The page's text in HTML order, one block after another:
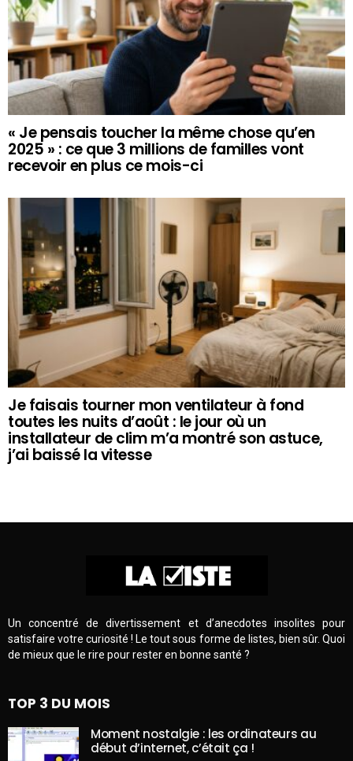
« Je pensais toucher la même chose qu’en
2025 » : ce que 3 millions de familles vont
recevoir en plus ce mois-ci
Je faisais tourner mon ventilateur à fond
toutes les nuits d’août : le jour où un
installateur de clim m’a montré son astuce,
j’ai baissé la vitesse
Un concentré de divertissement et d’anecdotes insolites pour
satisfaire votre curiosité ! Le tout sous forme de listes, bien sûr. Quoi
de mieux que le rire pour rester en bonne santé ?
TOP 3 DU MOIS
Moment nostalgie : les ordinateurs au
début d’internet, c’était ça !